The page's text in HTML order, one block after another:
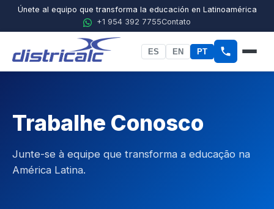
Únete al equipo que transforma la educación en Latinoamérica
+1 954 392 7755Contato
ES EN PT
Sobre a Districalc
Física
Trabalhe Conosco
Junte-se à equipe que transforma a educação na
América Latina.